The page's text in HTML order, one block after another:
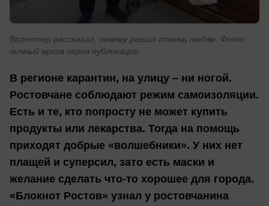
Волонтер рассказал, почему решил помочь людям. Фото:
личный архив героя публикации
В регионе карантин, на улицу – ни ногой.
Ростовчане соблюдают режим самоизоляции.
Есть и те, кто попросту не может купить
продукты или лекарства. Тогда на помощь
приходят добрые «волшебники». У них нет
плащей и суперсил, зато есть маски и
желание сделать что-то хорошее для города.
«Блокнот Ростов» узнал у ростовчанина